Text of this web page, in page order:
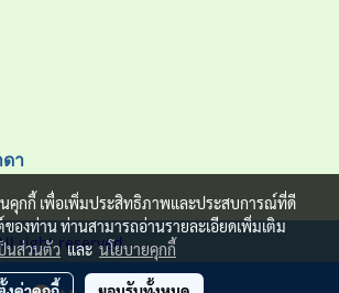
ดา
right reserved.
ผู้เข้าชมวันนี้
1,921
นคุกกี้ เพื่อเพิ่มประสิทธิภาพและประสบการณ์ที่ดี
ของท่าน ท่านสามารถอ่านรายละเอียดเพิ่มเติม
นส่วนตัวและนโยบายคุกกี้